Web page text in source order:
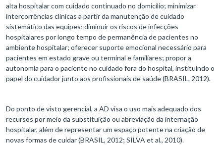
alta hospitalar com cuidado continuado no domicílio; minimizar
intercorrências clínicas a partir da manutenção de cuidado
sistemático das equipes; diminuir os riscos de infecções
hospitalares por longo tempo de permanência de pacientes no
ambiente hospitalar; oferecer suporte emocional necessário para
pacientes em estado grave ou terminal e familiares; propor a
autonomia para o paciente no cuidado fora do hospital, instituindo o
papel do cuidador junto aos profissionais de saúde (BRASIL, 2012).
Do ponto de visto gerencial, a AD visa o uso mais adequado dos
recursos por meio da substituição ou abreviação da internação
hospitalar, além de representar um espaço potente na criação de
novas formas de cuidar (BRASIL, 2012; SILVA et al., 2010).